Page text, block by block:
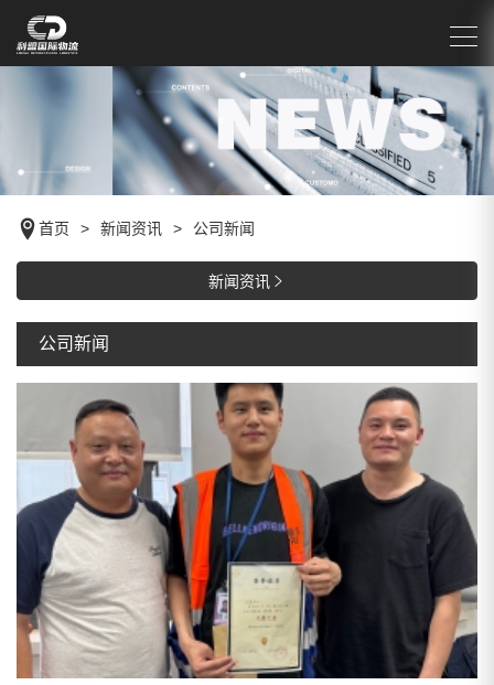
首页 > 新闻资讯 > 公司新闻
新闻资讯 
公司新闻